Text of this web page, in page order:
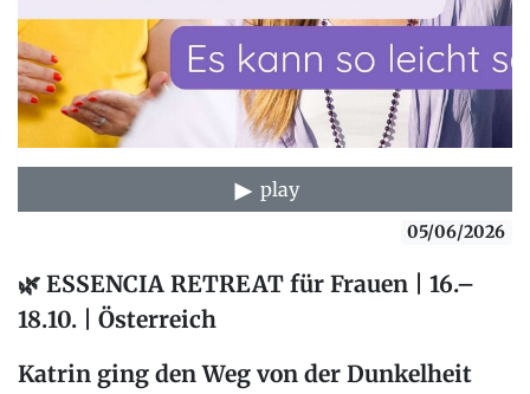
play
05/06/2026
🌿 ESSENCIA RETREAT für Frauen | 16.–
18.10. | Österreich
Katrin ging den Weg von der Dunkelheit